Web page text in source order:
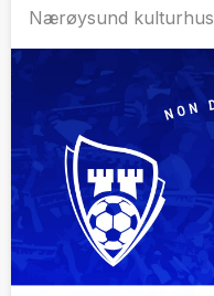
Nærøysund kulturhus